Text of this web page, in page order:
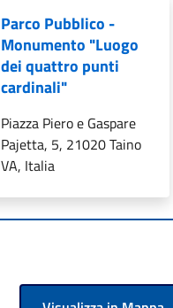
Parco Pubblico -
Monumento "Luogo
dei quattro punti
cardinali"
Piazza Piero e Gaspare
Pajetta, 5, 21020 Taino
VA, Italia